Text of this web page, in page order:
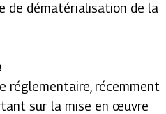
de dématérialisation de la
réglementaire, récemment
sur la mise en œuvre